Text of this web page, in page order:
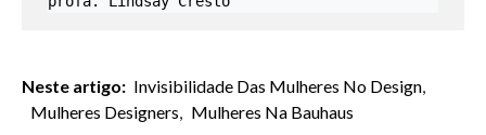
Neste artigo: Invisibilidade Das Mulheres No Design
Mulheres Designers
Mulheres Na Bauhaus